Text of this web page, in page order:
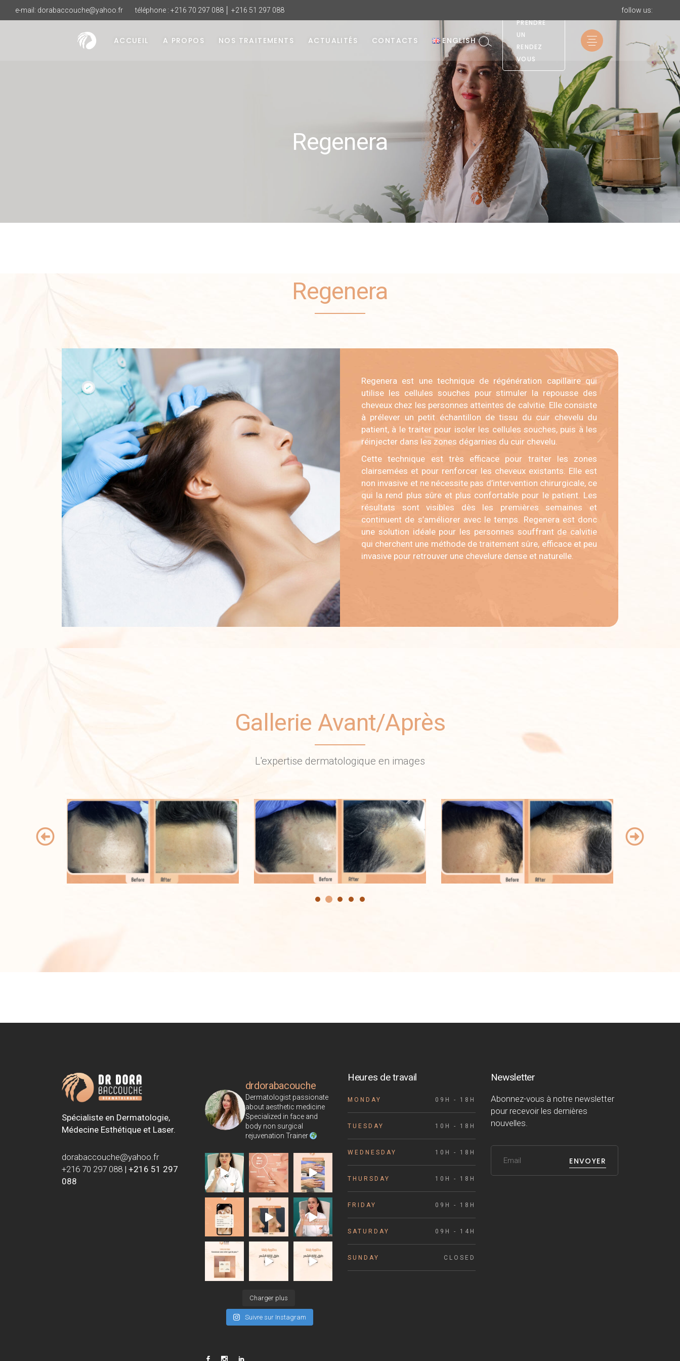
e-mail: dorabaccouche@yahoo.fr téléphone : +216 70 297 088 │ +216 51 297 088 follow us:
ACCUEIL A PROPOS NOS TRAITEMENTS ACTUALITÉS CONTACTS ENGLISH
PRENDRE
UN
RENDEZ
VOUS
Regenera
Regenera
Regenera est une technique de régénération capillaire qui
utilise les cellules souches pour stimuler la repousse des
cheveux chez les personnes atteintes de calvitie. Elle consiste
à prélever un petit échantillon de tissu du cuir chevelu du
patient, à le traiter pour isoler les cellules souches, puis à les
réinjecter dans les zones dégarnies du cuir chevelu.
Cette technique est très efficace pour traiter les zones
clairsemées et pour renforcer les cheveux existants. Elle est
non invasive et ne nécessite pas d’intervention chirurgicale, ce
qui la rend plus sûre et plus confortable pour le patient. Les
résultats sont visibles dès les premières semaines et
continuent de s’améliorer avec le temps. Regenera est donc
une solution idéale pour les personnes souffrant de calvitie
qui cherchent une méthode de traitement sûre, efficace et peu
invasive pour retrouver une chevelure dense et naturelle.
Gallerie Avant/Après
L'expertise dermatologique en images
Spécialiste en Dermatologie,
Médecine Esthétique et Laser.
dorabaccouche@yahoo.fr
+216 70 297 088 | +216 51 297
088
drdorabacouche
Dermatologist passionate
about aesthetic medicine
Specialized in face and
body non surgical
rejuvenation Trainer
Charger plus
Suivre sur Instagram
Heures de travail
MONDAY 09H - 18H
TUESDAY 10H - 18H
WEDNESDAY 10H - 18H
THURSDAY 10H - 18H
FRIDAY 09H - 18H
SATURDAY 09H - 14H
SUNDAY CLOSED
Newsletter
Abonnez-vous à notre newsletter
pour recevoir les dernières
nouvelles.
ENVOYER